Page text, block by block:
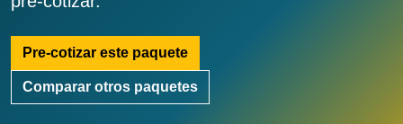
Pre-cotizar este paquete
Comparar otros paquetes